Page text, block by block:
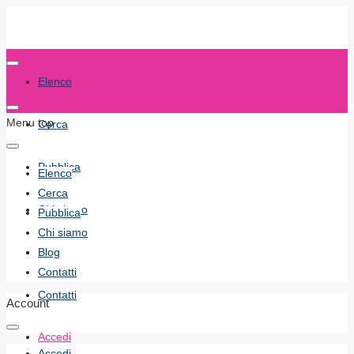
Elenco
Cerca
Pubblica
Chi siamo
Blog
Contatti
Accedi
Menu top
Elenco
Cerca
Pubblica
Chi siamo
Blog
Contatti
Account